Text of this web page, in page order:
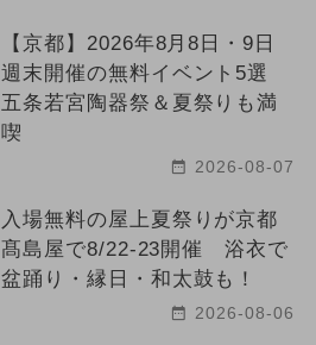
【京都】2026年8月8日・9日
週末開催の無料イベント5選
五条若宮陶器祭＆夏祭りも満
喫
2026-08-07
入場無料の屋上夏祭りが京都
髙島屋で8/22-23開催 浴衣で
盆踊り・縁日・和太鼓も！
2026-08-06